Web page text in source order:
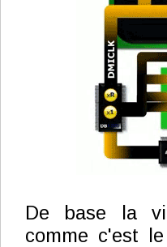
De base la
comme c'est